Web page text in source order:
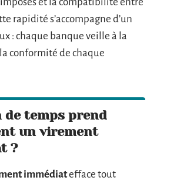
rapidité s’accompagne d’un
: chaque banque veille à la
conformité de chaque
de temps prend
un virement
?
immédiatefface tout